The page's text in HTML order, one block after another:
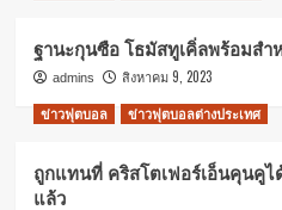
ฐานะกุนซือ โธมัสทูเคิ่ลพร้อมสำ
admins
สิงหาคม 9, 2023
ข่าวฟุตบอล
ข่าวฟุตบอลต่างประเทศ
ถูกแทนที่ คริสโตเฟอร์เอ็นคุนคูไ
แล้ว